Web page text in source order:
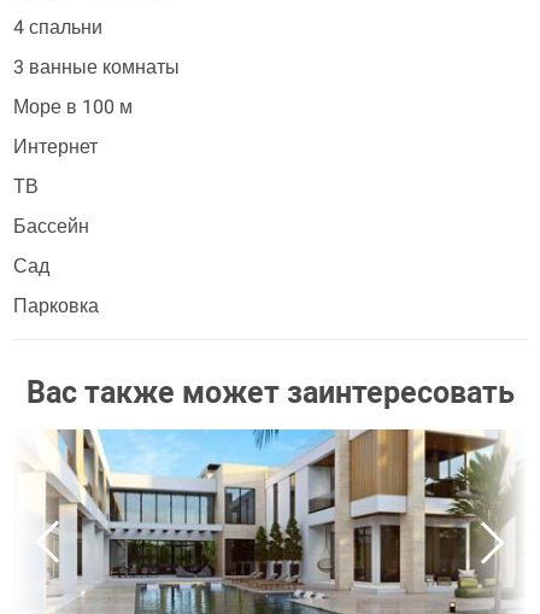
4 спальни
3 ванные комнаты
Море в 100 м
Интернет
ТВ
Бассейн
Сад
Парковка
Вас также может заинтересовать